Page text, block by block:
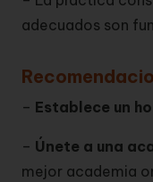
adecuados son
– Establece un
– Únete a una
mejor academia